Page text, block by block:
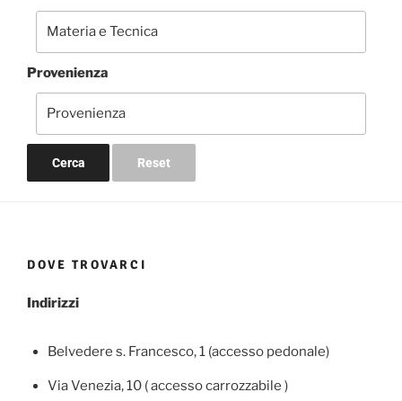
Provenienza
DOVE TROVARCI
Indirizzi
Belvedere s. Francesco, 1 (accesso pedonale)
Via Venezia, 10 ( accesso carrozzabile )